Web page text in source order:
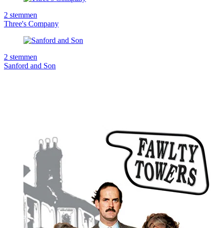
2 stemmen
Three's Company
2 stemmen
Sanford and Son